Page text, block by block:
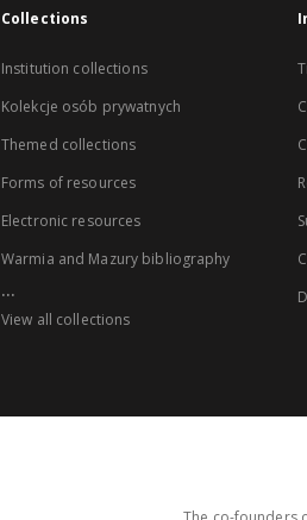
Collections
Institution collections
Kolekcje osób prywatnych
Themed collections
Forms of resources
Electronic resources
Warmia and Mazury bibliography
...
View all collections